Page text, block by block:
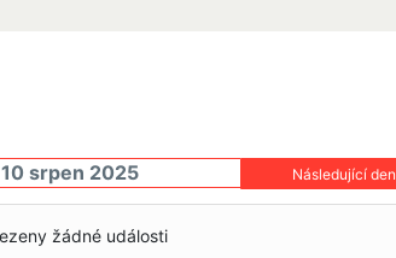
srpen 2025 Následující den
žádné události